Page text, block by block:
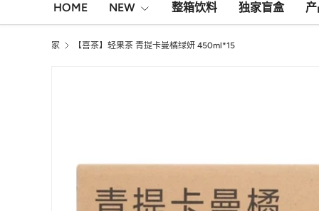
HOME NEW 整箱饮料 独家盲盒
家 【喜茶】轻果茶 青提卡曼橘绿妍 450ml*15